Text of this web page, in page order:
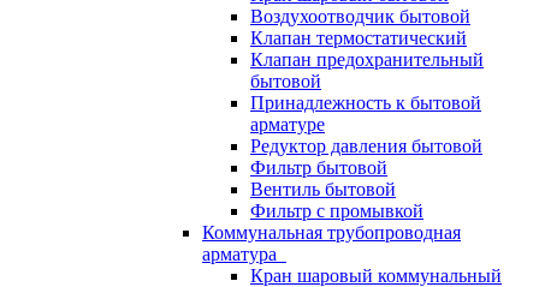
Воздухоотводчик бытовой
Клапан термостатический
Клапан предохранительный
бытовой
Принадлежность к бытовой
арматуре
Редуктор давления бытовой
Фильтр бытовой
Вентиль бытовой
Фильтр с промывкой
Коммунальная трубопроводная
арматура
Кран шаровый коммунальный